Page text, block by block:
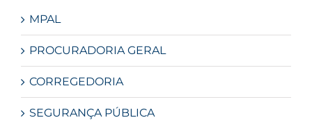
MPAL
PROCURADORIA GERAL
CORREGEDORIA
SEGURANÇA PÚBLICA